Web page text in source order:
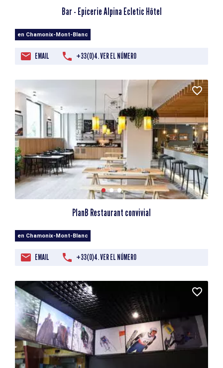
Bar - Epicerie Alpina Ecletic Hôtel
en Chamonix-Mont-Blanc
EMAIL +33(0)4. VER EL NÚMERO
PlanB Restaurant convivial
en Chamonix-Mont-Blanc
EMAIL +33(0)4. VER EL NÚMERO